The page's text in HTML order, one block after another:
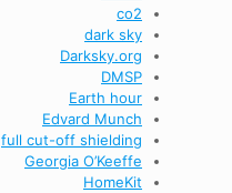
co2
dark sky
Darksky.org
DMSP
Earth hour
Edvard Munch
full cut-off shielding
Georgia O’Keeffe
HomeKit